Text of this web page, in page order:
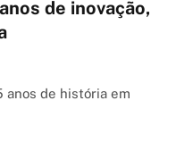
de inovação,
anos de história em